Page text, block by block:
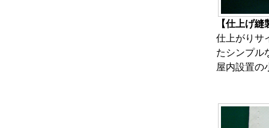
【仕上げ縫
仕上がりサ
たシンプル
屋内設置の